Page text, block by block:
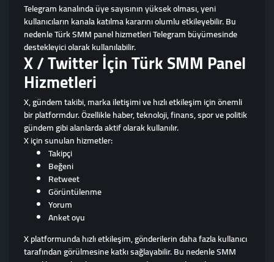
Telegram kanalında üye sayısının yüksek olması, yeni
kullanıcıların kanala katılma kararını olumlu etkileyebilir. Bu
nedenle Türk SMM panel hizmetleri Telegram büyümesinde
destekleyici olarak kullanılabilir.
X / Twitter İçin Türk SMM Panel
Hizmetleri
X, gündem takibi, marka iletişimi ve hızlı etkileşim için önemli
bir platformdur. Özellikle haber, teknoloji, finans, spor ve politik
gündem gibi alanlarda aktif olarak kullanılır.
X için sunulan hizmetler:
Takipçi
Beğeni
Retweet
Görüntülenme
Yorum
Anket oyu
X platformunda hızlı etkileşim, gönderilerin daha fazla kullanıcı
tarafından görülmesine katkı sağlayabilir. Bu nedenle SMM